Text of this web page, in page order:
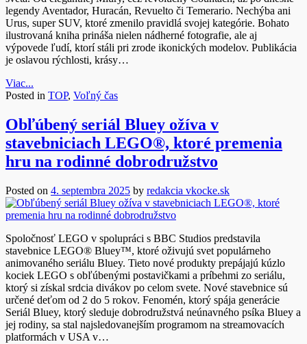
legendy Aventador, Huracán, Revuelto či Temerario. Nechýba ani
Urus, super SUV, ktoré zmenilo pravidlá svojej kategórie. Bohato
ilustrovaná kniha prináša nielen nádherné fotografie, ale aj
výpovede ľudí, ktorí stáli pri zrode ikonických modelov. Publikácia
je oslavou rýchlosti, krásy…
Viac...
Posted in TOP, Voľný čas
Obľúbený seriál Bluey ožíva v
stavebniciach LEGO®, ktoré premenia
hru na rodinné dobrodružstvo
Posted on 4. septembra 2025 by redakcia vkocke.sk
Spoločnosť LEGO v spolupráci s BBC Studios predstavila
stavebnice LEGO® Bluey™, ktoré oživujú svet populárneho
animovaného seriálu Bluey. Tieto nové produkty prepájajú kúzlo
kociek LEGO s obľúbenými postavičkami a príbehmi zo seriálu,
ktorý si získal srdcia divákov po celom svete. Nové stavebnice sú
určené deťom od 2 do 5 rokov. Fenomén, ktorý spája generácie
Seriál Bluey, ktorý sleduje dobrodružstvá neúnavného psíka Bluey a
jej rodiny, sa stal najsledovanejším programom na streamovacích
platformách v USA v…